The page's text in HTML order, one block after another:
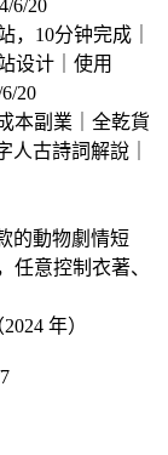
6/20
，10分钟完成｜
设计｜使用
20
本副業｜全乾貨
人古詩詞解說｜
的動物劇情短
任意控制衣著、
年）